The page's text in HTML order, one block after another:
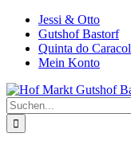
Zum
Inhalt
springen
Jessi & Otto
Gutshof Bastorf
Quinta do Caracol
Mein Konto
Suche
nach: